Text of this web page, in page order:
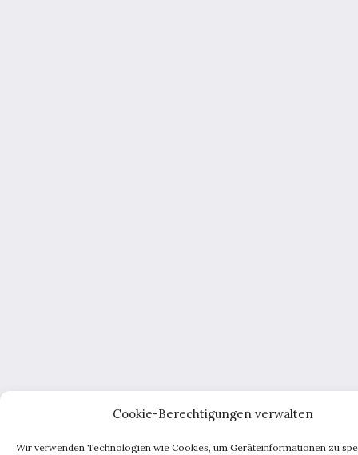
Cookie-Berechtigungen verwalten
Wir verwenden Technologien wie Cookies, um Geräteinformationen zu